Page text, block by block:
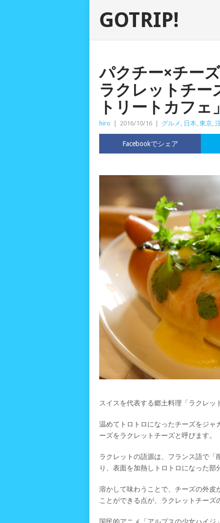
GOTRIP!
パクチー×チー
ラクレットチー
トリートカフェ
hiro 2016/10/16 グルメ , 日本, 東京,
Facebookでシェア
スイスを代表する郷土料理「ラクレッ
温めてトロトロになったチーズをジ
ーズをラクレットチーズと呼びます。
ラクレットの語源は、フランス語で
り、表面を加熱しトロトロになった
溶かして味わうことで、チーズの外
ことができる点が、ラクレットチーズ
国民的アニメ「アルプスの少女ハイ